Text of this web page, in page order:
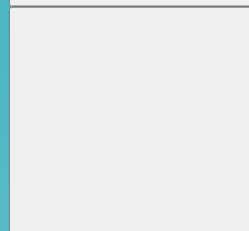
Suchen